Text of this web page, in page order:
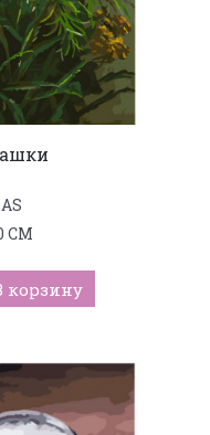
СМ
корзину